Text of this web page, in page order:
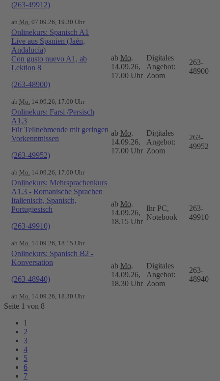
(263-49912)
ab Mo. 07.09.26, 19.30 Uhr
Onlinekurs: Spanisch A1
Live aus Spanien (Jaén,
Andalucía)
Con gusto nuevo A1, ab
Lektion 8
(263-48900)
ab Mo. 14.09.26, 17.00 Uhr
ab Mo.
14.09.26,
17.00 Uhr
Digitales
Angebot:
Zoom
263-
48900
Onlinekurs: Farsi /Persisch
A1,3
Für Teilnehmende mit geringen
Vorkenntnissen
(263-49952)
ab Mo. 14.09.26, 17.00 Uhr
ab Mo.
14.09.26,
17.00 Uhr
Digitales
Angebot:
Zoom
263-
49952
Onlinekurs: Mehrsprachenkurs
A1.3 - Romanische Sprachen
Italienisch, Spanisch,
Portugiesisch
(263-49910)
ab Mo. 14.09.26, 18.15 Uhr
ab Mo.
14.09.26,
18.15 Uhr
Ihr PC,
Notebook
263-
49910
Onlinekurs: Spanisch B2 -
Konversation
(263-48940)
ab Mo. 14.09.26, 18.30 Uhr
ab Mo.
14.09.26,
18.30 Uhr
Digitales
Angebot:
Zoom
263-
48940
Seite 1 von 8
1
2
3
4
5
6
7